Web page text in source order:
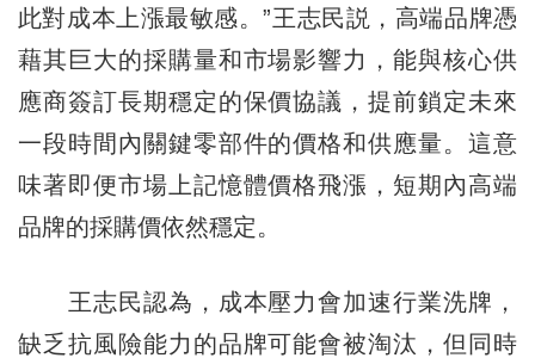
此對成本上漲最敏感。”王志民説，高端品牌憑
藉其巨大的採購量和市場影響力，能與核心供
應商簽訂長期穩定的保價協議，提前鎖定未來
一段時間內關鍵零部件的價格和供應量。這意
味著即便市場上記憶體價格飛漲，短期內高端
品牌的採購價依然穩定。
王志民認為，成本壓力會加速行業洗牌，
缺乏抗風險能力的品牌可能會被淘汰，但同時